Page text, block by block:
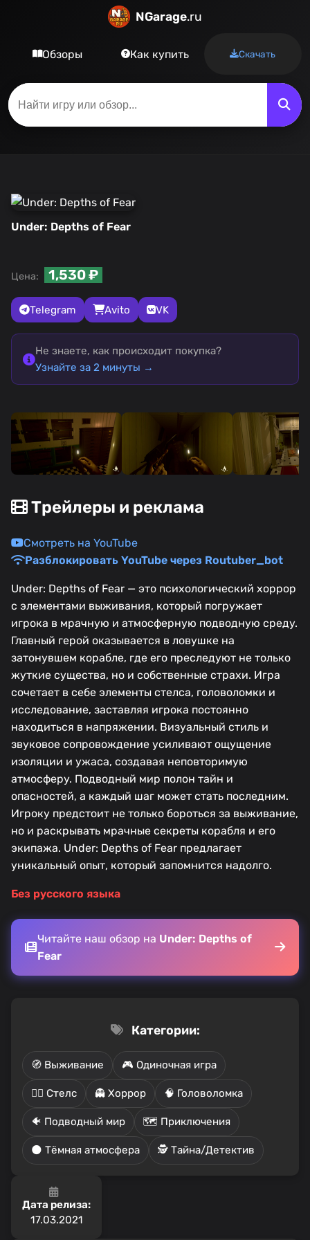
NGarage.ru
Обзоры Как купить Скачать
Under: Depths of Fear
Цена: 1,530 ₽
Telegram Avito VK
Не знаете, как происходит покупка?
Узнайте за 2 минуты →
Трейлеры и реклама
Смотреть на YouTube
Разблокировать YouTube через Routuber_bot
Under: Depths of Fear — это психологический хоррор
с элементами выживания, который погружает
игрока в мрачную и атмосферную подводную среду.
Главный герой оказывается в ловушке на
затонувшем корабле, где его преследуют не только
жуткие существа, но и собственные страхи. Игра
сочетает в себе элементы стелса, головоломки и
исследование, заставляя игрока постоянно
находиться в напряжении. Визуальный стиль и
звуковое сопровождение усиливают ощущение
изоляции и ужаса, создавая неповторимую
атмосферу. Подводный мир полон тайн и
опасностей, а каждый шаг может стать последним.
Игроку предстоит не только бороться за выживание,
но и раскрывать мрачные секреты корабля и его
экипажа. Under: Depths of Fear предлагает
уникальный опыт, который запомнится надолго.
Без русского языка
Читайте наш обзор на Under: Depths of
Fear
Категории:
🧭 Выживание 🎮 Одиночная игра
🕵️‍♂️ Стелс 👻 Хоррор 🧠 Головоломка
🐠 Подводный мир 🗺️ Приключения
🌑 Тёмная атмосфера 🕵️ Тайна/Детектив
Дата релиза:
17.03.2021